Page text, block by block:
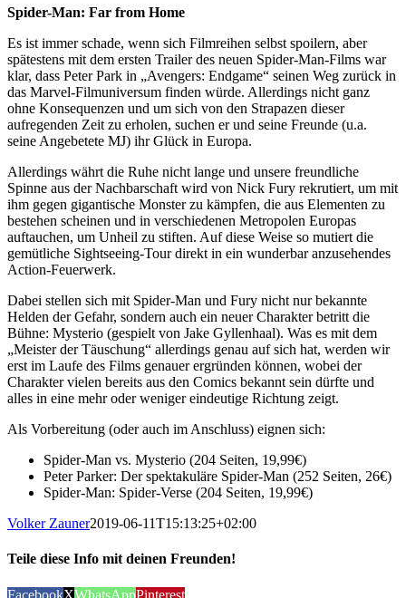
Spider-Man: Far from Home
Es ist immer schade, wenn sich Filmreihen selbst spoilern, aber
spätestens mit dem ersten Trailer des neuen Spider-Man-Films war
klar, dass Peter Park in „Avengers: Endgame“ seinen Weg zurück in
das Marvel-Filmuniversum finden würde. Allerdings nicht ganz
ohne Konsequenzen und um sich von den Strapazen dieser
aufregenden Zeit zu erholen, suchen er und seine Freunde (u.a.
seine Angebetete MJ) ihr Glück in Europa.
Allerdings währt die Ruhe nicht lange und unsere freundliche
Spinne aus der Nachbarschaft wird von Nick Fury rekrutiert, um mit
ihm gegen gigantische Monster zu kämpfen, die aus Elementen zu
bestehen scheinen und in verschiedenen Metropolen Europas
auftauchen, um Unheil zu stiften. Auf diese Weise so mutiert die
gemütliche Sightseeing-Tour direkt in ein wunderbar anzusehendes
Action-Feuerwerk.
Dabei stellen sich mit Spider-Man und Fury nicht nur bekannte
Helden der Gefahr, sondern auch ein neuer Charakter betritt die
Bühne: Mysterio (gespielt von Jake Gyllenhaal). Was es mit dem
„Meister der Täuschung“ allerdings genau auf sich hat, werden wir
erst im Laufe des Films genauer ergründen können, wobei der
Charakter vielen bereits aus den Comics bekannt sein dürfte und
alles in eine mehr oder weniger eindeutige Richtung zeigt.
Als Vorbereitung (oder auch im Anschluss) eignen sich:
Spider-Man vs. Mysterio (204 Seiten, 19,99€)
Peter Parker: Der spektakuläre Spider-Man (252 Seiten, 26€)
Spider-Man: Spider-Verse (204 Seiten, 19,99€)
Volker Zauner2019-06-11T15:13:25+02:00
Teile diese Info mit deinen Freunden!
FacebookXWhatsAppPinterest